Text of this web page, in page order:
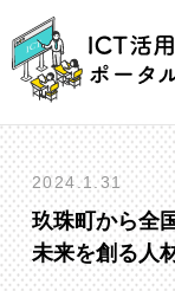
2024.1.31
玖珠町から
未来を創る人